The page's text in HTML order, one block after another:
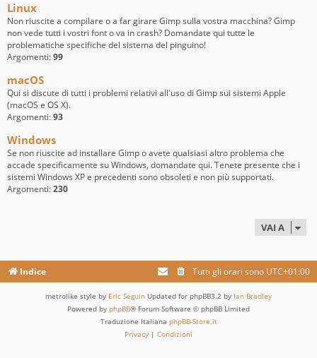
Linux
Non riuscite a compilare o a far girare Gimp sulla vostra macchina? Gimp
non vede tutti i vostri font o va in crash? Domandate qui tutte le
problematiche specifiche del sistema del pinguino!
Argomenti:99
macOS
Qui si discute di tutti i problemi relativi all'uso di Gimp sui sistemi Apple
(macOS e OS X).
Argomenti:93
Windows
Se non riuscite ad installare Gimp o avete qualsiasi altro problema che
accade specificamente su Windows, domandate qui. Tenete presente che i
sistemi Windows XP e precedenti sono obsoleti e non più supportati.
Argomenti:230
VAI A
Indice Tutti gli orari sono UTC+01:00
metrolike style by Eric Seguin Updated for phpBB3.2 by Ian Bradley
Powered by phpBB® Forum Software © phpBB Limited
Traduzione Italiana phpBB-Store.it
Privacy | Condizioni